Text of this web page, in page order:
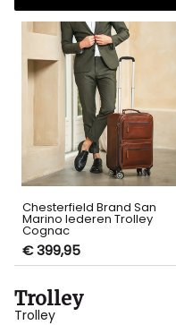
Chesterfield Brand San
Marino lederen Trolley
Cognac
€ 399,95
Trolley
Trolley